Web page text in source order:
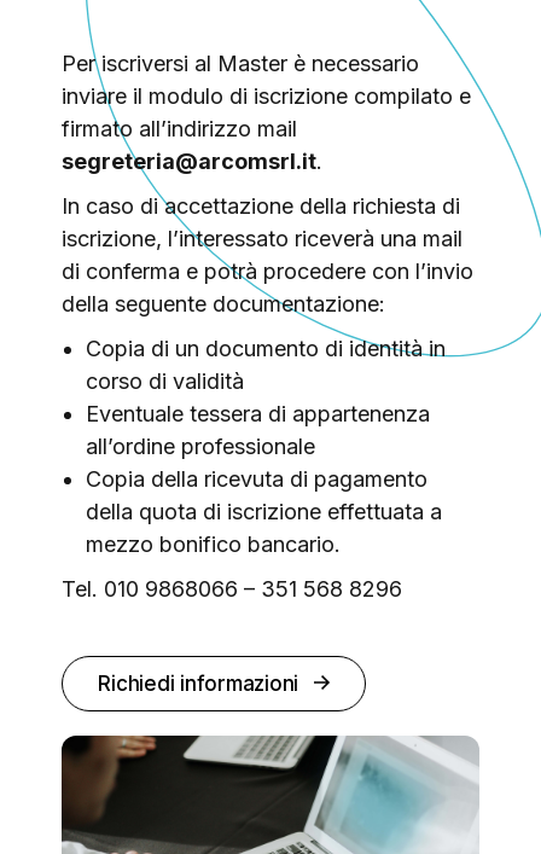
Per iscriversi al Master è necessario
inviare il modulo di iscrizione compilato e
firmato all’indirizzo mail
segreteria@arcomsrl.it.
In caso di accettazione della richiesta di
iscrizione, l’interessato riceverà una mail
di conferma e potrà procedere con l’invio
della seguente documentazione:
Copia di un documento di identità in
corso di validità
Eventuale tessera di appartenenza
all’ordine professionale
Copia della ricevuta di pagamento
della quota di iscrizione effettuata a
mezzo bonifico bancario.
Tel. 010 9868066 – 351 568 8296
Richiedi informazioni